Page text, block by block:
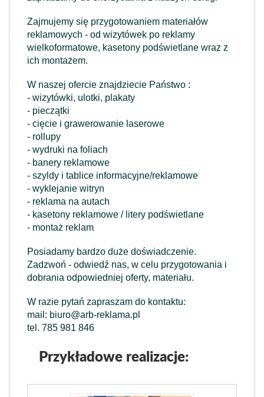
Zajmujemy się przygotowaniem materiałów
reklamowych - od wizytówek po reklamy
wielkoformatowe, kasetony podświetlane wraz z
ich montażem.
W naszej ofercie znajdziecie Państwo :
- wizytówki, ulotki, plakaty
- pieczątki
- cięcie i grawerowanie laserowe
- rollupy
- wydruki na foliach
- banery reklamowe
- szyldy i tablice informacyjne/reklamowe
- wyklejanie witryn
- reklama na autach
- kasetony reklamowe / litery podświetlane
- montaż reklam
Posiadamy bardzo duże doświadczenie.
Zadzwoń - odwiedź nas, w celu przygotowania i
dobrania odpowiedniej oferty, materiału.
W razie pytań zapraszam do kontaktu:
mail: biuro@arb-reklama.pl
tel. 785 981 846
Przykładowe realizacje: